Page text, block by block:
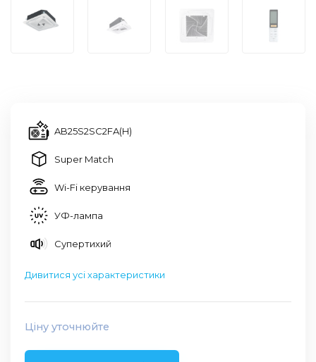
AB25S2SC2FA(H)
Super Match
Wi-Fi керування
УФ-лампа
Супертихий
Дивитися усі характеристики
Ціну уточнюйте